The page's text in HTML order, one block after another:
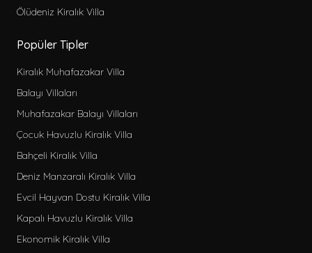
Ölüdeniz Kiralık Villa
Popüler Tipler
Kiralık Muhafazakar Villa
Balayı Villaları
Muhafazakar Balayı Villaları
Çocuk Havuzlu Kiralık Villa
Bahçeli Kiralık Villa
Deniz Manzaralı Kiralık Villa
Evcil Hayvan Dostu Kiralık Villa
Kapalı Havuzlu Kiralık Villa
Ekonomik Kiralık Villa